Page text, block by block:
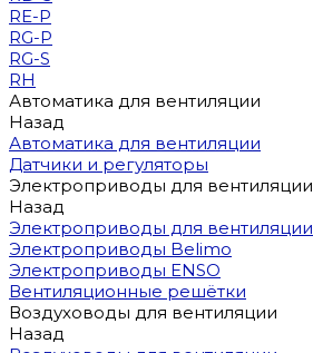
RE-P
RG-P
RG-S
RH
Автоматика для вентиляции
Назад
Автоматика для вентиляции
Датчики и регуляторы
Электроприводы для вентиляции
Назад
Электроприводы для вентиляции
Электроприводы Belimo
Электроприводы ENSO
Вентиляционные решётки
Воздуховоды для вентиляции
Назад